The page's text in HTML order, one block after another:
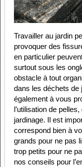
Travailler au jardin
provoquer des
en particulier
surtout sous les
obstacle à tout
dans les déchets de
également à vous
l’utilisation de
jardinage. Il est
correspond bien à
grands pour ne pas
trop petits pour ne
nos conseils pour